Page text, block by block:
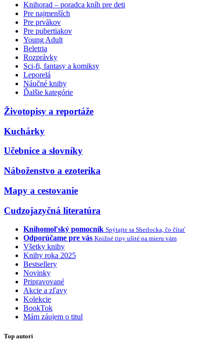
Knihorad – poradca kníh pre deti
Pre najmenších
Pre prvákov
Pre pubertiakov
Young Adult
Beletria
Rozprávky
Sci-fi, fantasy a komiksy
Leporelá
Náučné knihy
Ďalšie kategórie
Životopisy a reportáže
Kuchárky
Učebnice a slovníky
Náboženstvo a ezoterika
Mapy a cestovanie
Cudzojazyčná literatúra
Knihomoľský pomocník Spýtajte sa Sherlocka, čo čítať
Odporúčame pre vás Knižné tipy ušité na mieru vám
Všetky knihy
Knihy roka 2025
Bestsellery
Novinky
Pripravované
Akcie a zľavy
Kolekcie
BookTok
Mám záujem o titul
Top autori